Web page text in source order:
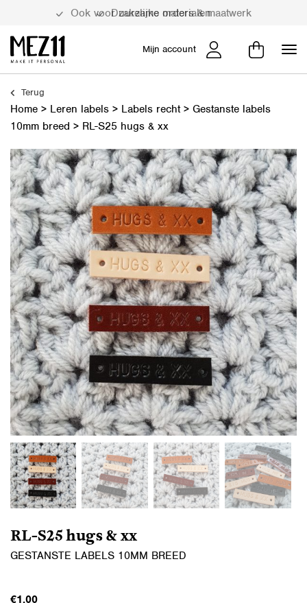
Duurzame materialen
Mijn account
Terug
Home > Leren labels > Labels recht> Gestanste labels
10mm breed > RL-S25 hugs & xx
RL-S25 hugs & xx
GESTANSTE LABELS 10MM BREED
€1.00